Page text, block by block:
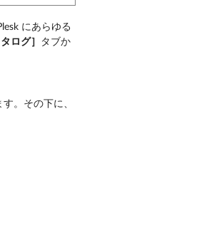
にあらゆる
ログ］
タブか
。その下に、